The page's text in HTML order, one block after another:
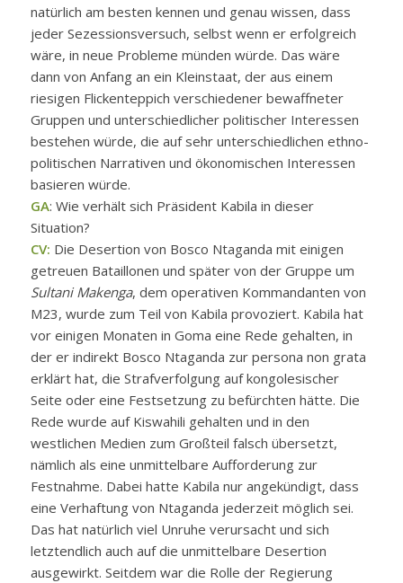
natürlich am besten kennen und genau wissen, dass
jeder Sezessionsversuch, selbst wenn er erfolgreich
wäre, in neue Probleme münden würde. Das wäre
dann von Anfang an ein Kleinstaat, der aus einem
riesigen Flickenteppich verschiedener bewaffneter
Gruppen und unterschiedlicher politischer Interessen
bestehen würde, die auf sehr unterschiedlichen ethno-
politischen Narrativen und ökonomischen Interessen
basieren würde.
GA: Wie verhält sich Präsident Kabila in dieser
Situation?
CV: Die Desertion von Bosco Ntaganda mit einigen
getreuen Bataillonen und später von der Gruppe um
Sultani Makenga, dem operativen Kommandanten von
M23, wurde zum Teil von Kabila provoziert. Kabila hat
vor einigen Monaten in Goma eine Rede gehalten, in
der er indirekt Bosco Ntaganda zur persona non grata
erklärt hat, die Strafverfolgung auf kongolesischer
Seite oder eine Festsetzung zu befürchten hätte. Die
Rede wurde auf Kiswahili gehalten und in den
westlichen Medien zum Großteil falsch übersetzt,
nämlich als eine unmittelbare Aufforderung zur
Festnahme. Dabei hatte Kabila nur angekündigt, dass
eine Verhaftung von Ntaganda jederzeit möglich sei.
Das hat natürlich viel Unruhe verursacht und sich
letztendlich auch auf die unmittelbare Desertion
ausgewirkt. Seitdem war die Rolle der Regierung